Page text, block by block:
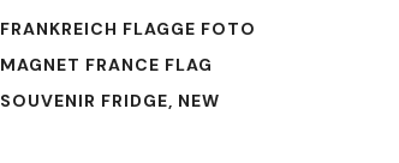
FRANKREICH FLAGGE FOTO
MAGNET FRANCE FLAG
SOUVENIR FRIDGE, NEW